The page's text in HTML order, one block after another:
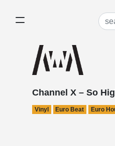
Channel X – So
Vinyl Euro Beat Euro